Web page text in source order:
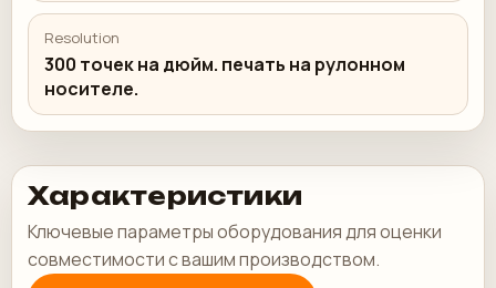
Resolution
300 точек на дюйм. печать на рулонном
носителе.
Характеристики
Ключевые параметры оборудования для оценки
совместимости с вашим производством.